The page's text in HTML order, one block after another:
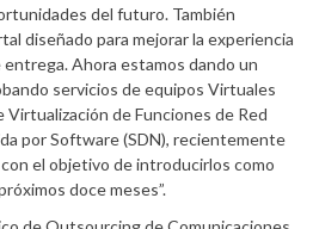
del futuro. También
diseñado para mejorar la experiencia
Ahora estamos dando un
servicios de equipos Virtuales
Virtualización de Funciones de Red
por Software (SDN), recientemente
el objetivo de introducirlos como
doce meses”.